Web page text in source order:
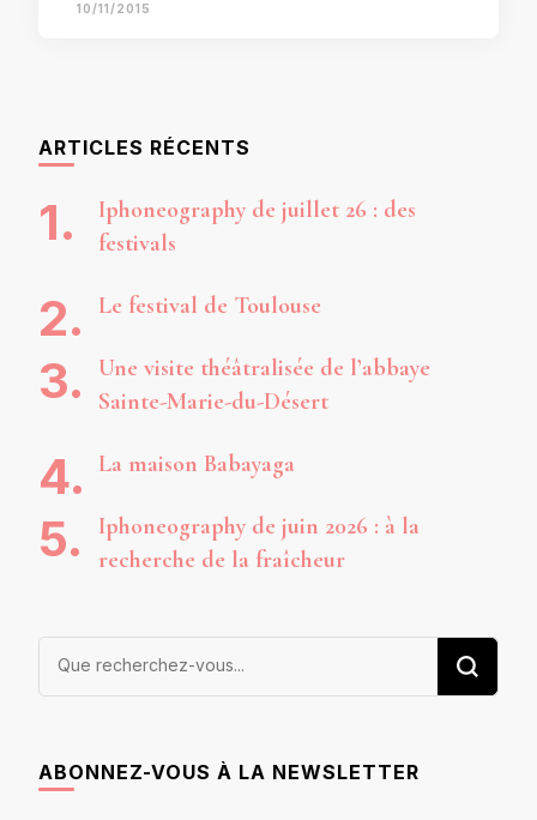
10/11/2015
ARTICLES RÉCENTS
Iphoneography de juillet 26 : des
festivals
Le festival de Toulouse
Une visite théâtralisée de l’abbaye
Sainte-Marie-du-Désert
La maison Babayaga
Iphoneography de juin 2026 : à la
recherche de la fraîcheur
Vous
ABONNEZ-VOUS À LA NEWSLETTER